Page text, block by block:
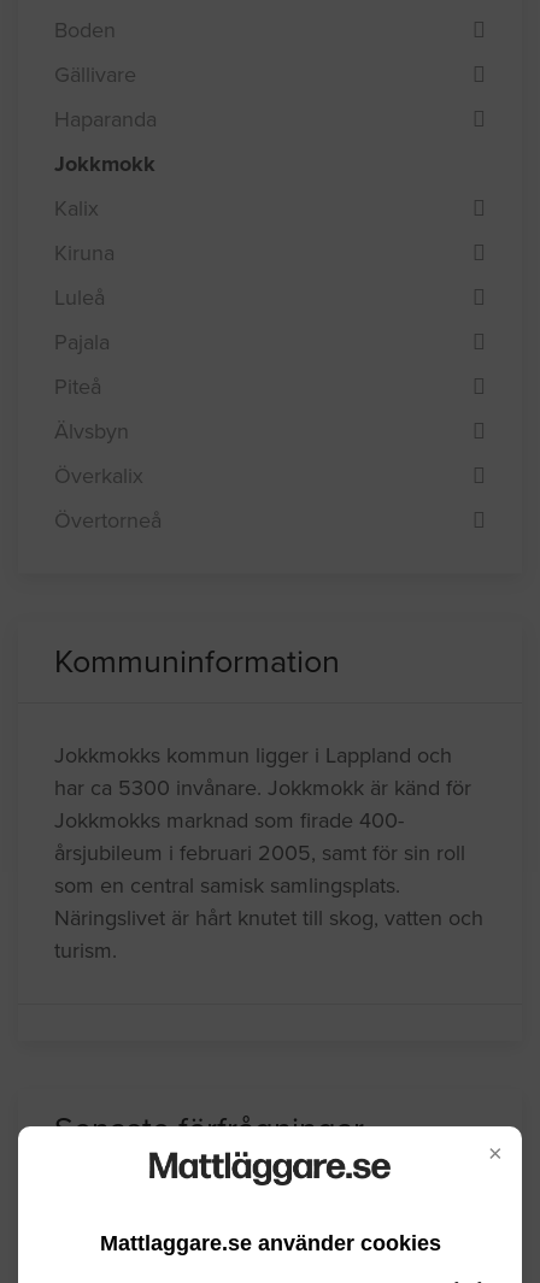
×
Mattlaggare.se använder cookies
Boden
Gällivare
Haparanda
Jokkmokk
Kalix
Kiruna
Luleå
Pajala
Piteå
Älvsbyn
Överkalix
Övertorneå
Kommuninformation
Jokkmokks kommun ligger i Lappland och
har ca 5300 invånare. Jokkmokk är känd för
Jokkmokks marknad som firade 400-
årsjubileum i februari 2005, samt för sin roll
som en central samisk samlingsplats.
Näringslivet är hårt knutet till skog, vatten och
turism.
Senaste förfrågningar